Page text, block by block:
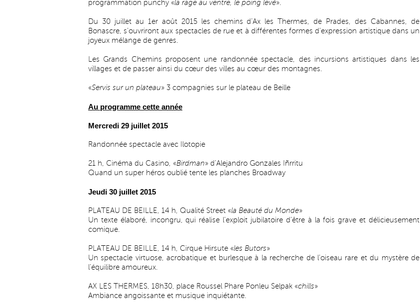
programmation punchy «la rage au ventre, le poing levé».
Du 30 juillet au 1er août 2015 les chemins d’Ax les Thermes, de Prades, des Cabannes, de
Bonascre, s’ouvriront aux spectacles de rue et à différentes formes d’expression artistique dans un
joyeux mélange de genres.
Les Grands Chemins proposent une randonnée spectacle, des incursions artistiques dans les
villages et de passer ainsi du cœur des villes au cœur des montagnes.
«Servis sur un plateau» 3 compagnies sur le plateau de Beille
Au programme cette année
Mercredi 29 juillet 2015
Randonnée spectacle avec Ilotopie
21 h, Cinéma du Casino, «Birdman» d’Alejandro Gonzales Iñrritu
Quand un super héros oublié tente les planches Broadway
Jeudi 30 juillet 2015
PLATEAU DE BEILLE, 14 h, Qualité Street «la Beauté du Monde»
Un texte élaboré, incongru, qui réalise l’exploit jubilatoire d’être à la fois grave et délicieusement
comique.
PLATEAU DE BEILLE, 14 h, Cirque Hirsute «les Butors»
Un spectacle virtuose, acrobatique et burlesque à la recherche de l’oiseau rare et du mystère de
l’équilibre amoureux.
AX LES THERMES, 18h30, place Roussel Phare Ponleu Selpak «chills»
Ambiance angoissante et musique inquiétante.